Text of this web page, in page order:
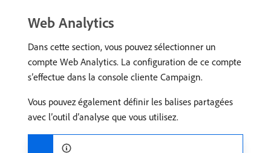
Web Analytics
Dans cette section, vous pouvez sélectionner un
compte Web Analytics. La configuration de ce compte
s’effectue dans la console cliente Campaign.
Vous pouvez également définir les balises partagées
avec l’outil d’analyse que vous utilisez.